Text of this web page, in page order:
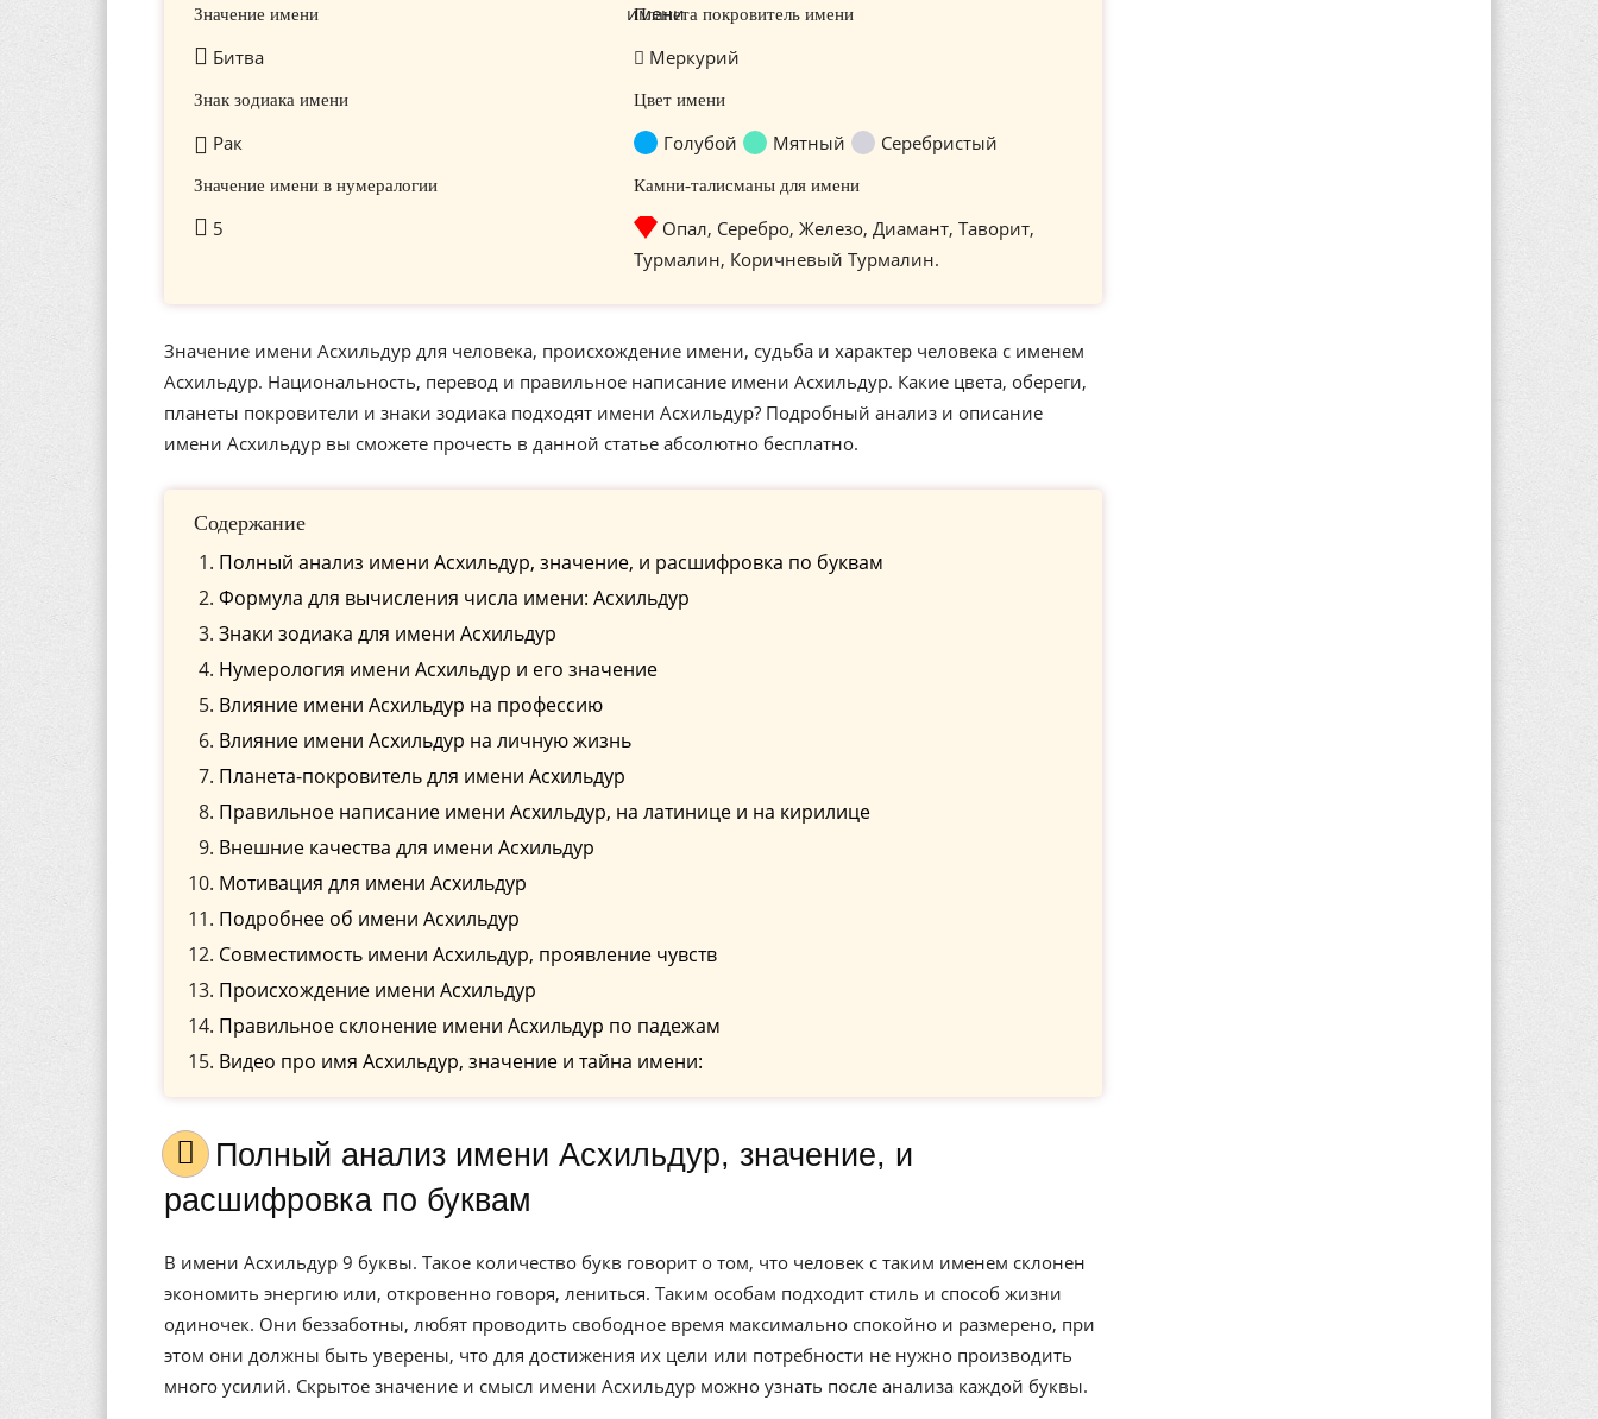
Значение имени
Битва
Планета покровитель имени
Меркурий
Знак зодиака имени
Рак
Цвет имени
Голубой Мятный Серебристый
Значение имени в нумералогии
5
Камни-талисманы для имени
Опал, Серебро, Железо, Диамант, Таворит,
Турмалин, Коричневый Турмалин.
Значение имени Асхильдур для человека, происхождение имени, судьба и характер человека с именем
Асхильдур. Национальность, перевод и правильное написание имени Асхильдур. Какие цвета, обереги,
планеты покровители и знаки зодиака подходят имени Асхильдур? Подробный анализ и описание
имени Асхильдур вы сможете прочесть в данной статье абсолютно бесплатно.
Содержание
Полный анализ имени Асхильдур, значение, и расшифровка по буквам
Формула для вычисления числа имени: Асхильдур
Знаки зодиака для имени Асхильдур
Нумерология имени Асхильдур и его значение
Влияние имени Асхильдур на профессию
Влияние имени Асхильдур на личную жизнь
Планета-покровитель для имени Асхильдур
Правильное написание имени Асхильдур, на латинице и на кирилице
Внешние качества для имени Асхильдур
Мотивация для имени Асхильдур
Подробнее об имени Асхильдур
Совместимость имени Асхильдур, проявление чувств
Происхождение имени Асхильдур
Правильное склонение имени Асхильдур по падежам
Видео про имя Асхильдур, значение и тайна имени:
Полный анализ имени Асхильдур, значение, и
расшифровка по буквам
В имени Асхильдур 9 буквы. Такое количество букв говорит о том, что человек с таким именем склонен
экономить энергию или, откровенно говоря, лениться. Таким особам подходит стиль и способ жизни
одиночек. Они беззаботны, любят проводить свободное время максимально спокойно и размерено, при
этом они должны быть уверены, что для достижения их цели или потребности не нужно производить
много усилий. Скрытое значение и смысл имени Асхильдур можно узнать после анализа каждой буквы.